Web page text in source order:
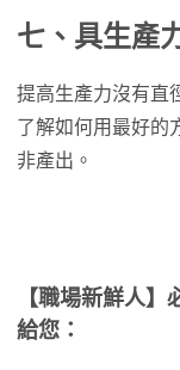
七、具生產
提高生產力沒有直
了解如何用最好的
非產出。
【職場新鮮人
給您：